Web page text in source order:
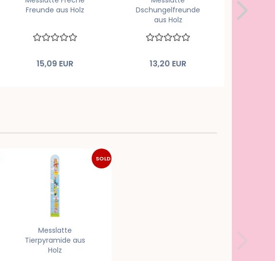
Freunde aus Holz
15,09 EUR
Dschungelfreunde
aus Holz
13,20 EUR
SOLD
Messlatte
Tierpyramide aus
Holz